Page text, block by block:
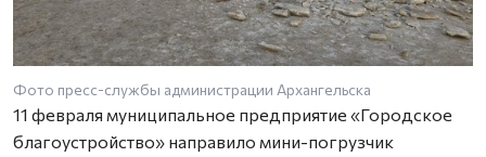
Фото пресс-службы администрации Архангельска
11 февраля муниципальное предприятие «Городское
благоустройство» направило мини-погрузчик